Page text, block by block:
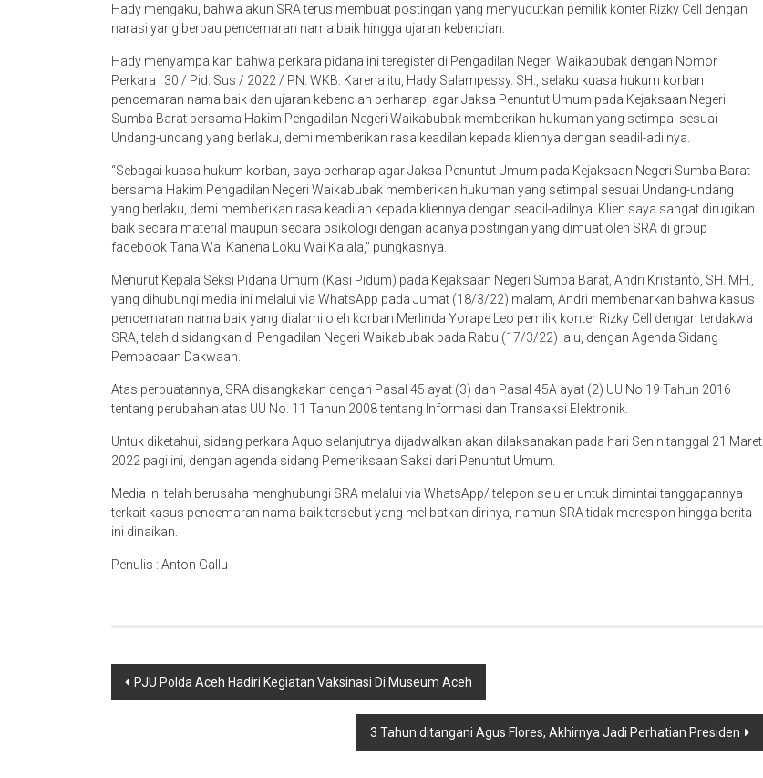
Hady mengaku, bahwa akun SRA terus membuat postingan yang menyudutkan pemilik konter Rizky Cell dengan
narasi yang berbau pencemaran nama baik hingga ujaran kebencian.
Hady menyampaikan bahwa perkara pidana ini teregister di Pengadilan Negeri Waikabubak dengan Nomor
Perkara : 30 / Pid. Sus / 2022 / PN. WKB. Karena itu, Hady Salampessy. SH., selaku kuasa hukum korban
pencemaran nama baik dan ujaran kebencian berharap, agar Jaksa Penuntut Umum pada Kejaksaan Negeri
Sumba Barat bersama Hakim Pengadilan Negeri Waikabubak memberikan hukuman yang setimpal sesuai
Undang-undang yang berlaku, demi memberikan rasa keadilan kepada kliennya dengan seadil-adilnya.
“Sebagai kuasa hukum korban, saya berharap agar Jaksa Penuntut Umum pada Kejaksaan Negeri Sumba Barat
bersama Hakim Pengadilan Negeri Waikabubak memberikan hukuman yang setimpal sesuai Undang-undang
yang berlaku, demi memberikan rasa keadilan kepada kliennya dengan seadil-adilnya. Klien saya sangat dirugikan
baik secara material maupun secara psikologi dengan adanya postingan yang dimuat oleh SRA di group
facebook Tana Wai Kanena Loku Wai Kalala,” pungkasnya.
Menurut Kepala Seksi Pidana Umum (Kasi Pidum) pada Kejaksaan Negeri Sumba Barat, Andri Kristanto, SH. MH.,
yang dihubungi media ini melalui via WhatsApp pada Jumat (18/3/22) malam, Andri membenarkan bahwa kasus
pencemaran nama baik yang dialami oleh korban Merlinda Yorape Leo pemilik konter Rizky Cell dengan terdakwa
SRA, telah disidangkan di Pengadilan Negeri Waikabubak pada Rabu (17/3/22) lalu, dengan Agenda Sidang
Pembacaan Dakwaan.
Atas perbuatannya, SRA disangkakan dengan Pasal 45 ayat (3) dan Pasal 45A ayat (2) UU No.19 Tahun 2016
tentang perubahan atas UU No. 11 Tahun 2008 tentang Informasi dan Transaksi Elektronik.
Untuk diketahui, sidang perkara Aquo selanjutnya dijadwalkan akan dilaksanakan pada hari Senin tanggal 21 Maret
2022 pagi ini, dengan agenda sidang Pemeriksaan Saksi dari Penuntut Umum.
Media ini telah berusaha menghubungi SRA melalui via WhatsApp/ telepon seluler untuk dimintai tanggapannya
terkait kasus pencemaran nama baik tersebut yang melibatkan dirinya, namun SRA tidak merespon hingga berita
ini dinaikan.
Penulis : Anton Gallu
Navigasi
PJU Polda Aceh Hadiri Kegiatan Vaksinasi Di Museum Aceh
3 Tahun ditangani Agus Flores, Akhirnya Jadi Perhatian Presiden